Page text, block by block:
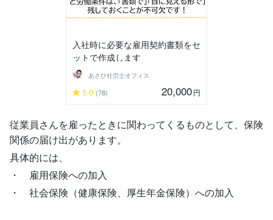
入社時に必要な雇用契約書類をセ
ットで作成します
あさひ社労士オフィス
5.0 (78) 20,000円
従業員さんを雇ったときに関わってくるものとして、保険
関係の届け出があります。
具体的には、
・ 雇用保険への加入
・ 社会保険（健康保険、厚生年金保険）への加入